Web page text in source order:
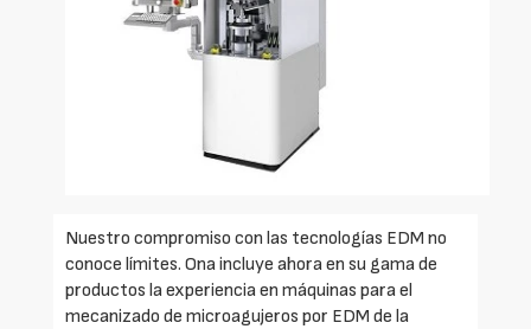
Nuestro compromiso con las tecnologías EDM no
conoce límites. Ona incluye ahora en su gama de
productos la experiencia en máquinas para el
mecanizado de microagujeros por EDM de la